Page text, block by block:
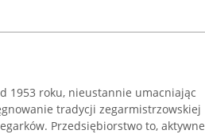
1953 roku, nieustannie umacniając
tradycji zegarmistrzowskiej
Przedsiębiorstwo to, aktywne